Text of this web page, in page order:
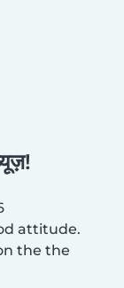
attitude.
the the